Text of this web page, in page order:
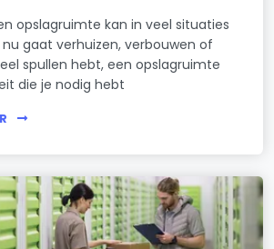
opslagruimte kan in veel situaties
gaat verhuizen, verbouwen of
spullen hebt, een opslagruimte
die je nodig hebt